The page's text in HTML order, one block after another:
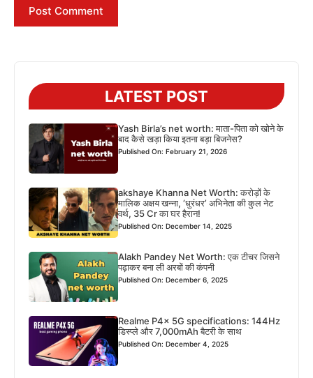
LATEST POST
Yash Birla’s net worth: माता-पिता को खोने के
बाद कैसे खड़ा किया इतना बड़ा बिजनेस?
Published On: February 21, 2026
akshaye Khanna Net Worth: करोड़ों के
मालिक अक्षय खन्ना, ‘धुरंधर’ अभिनेता की कुल नेट
वर्थ, 35 Cr का घर हैरान!
Published On: December 14, 2025
Alakh Pandey Net Worth: एक टीचर जिसने
पढ़ाकर बना ली अरबों की कंपनी
Published On: December 6, 2025
Realme P4x 5G specifications: 144Hz
डिस्प्ले और 7,000mAh बैटरी के साथ
Published On: December 4, 2025